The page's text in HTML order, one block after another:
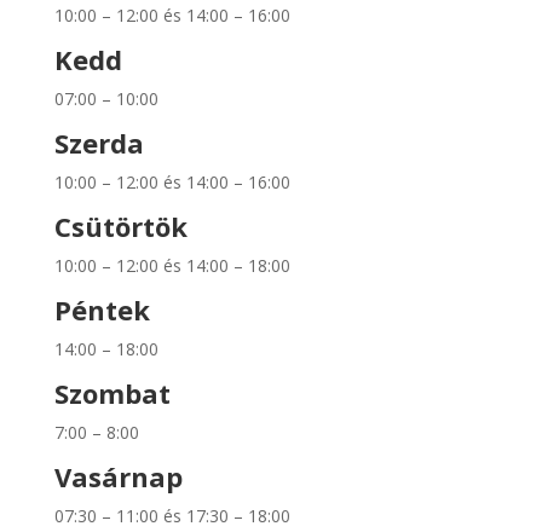
10:00 – 12:00 és 14:00 – 16:00
Kedd
07:00 – 10:00
Szerda
10:00 – 12:00 és 14:00 – 16:00
Csütörtök
10:00 – 12:00 és 14:00 – 18:00
Péntek
14:00 – 18:00
Szombat
7:00 – 8:00
Vasárnap
07:30 – 11:00 és 17:30 – 18:00